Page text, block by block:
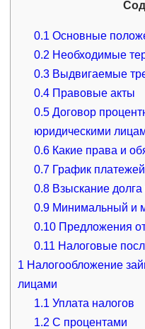
0.1 Основные
0.2 Необходимые
0.3 Выдвигаемые
0.4 Правовые акты
0.5 Договор
юридическими
0.6 Какие права и
0.7 График платежей
0.8 Взыскание долга
0.9 Минимальный и
0.10 Предложения
0.11 Налоговые
1 Налогообложение
лицами
1.1 Уплата налогов
1.2 С процентами